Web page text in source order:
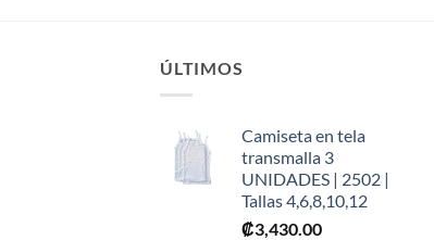
ÚLTIMOS
Camiseta en tela
transmalla 3
UNIDADES | 2502 |
Tallas 4,6,8,10,12
₡3,430.00